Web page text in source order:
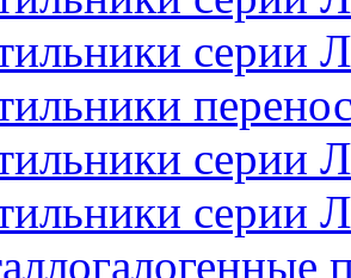
серии
серии
серии